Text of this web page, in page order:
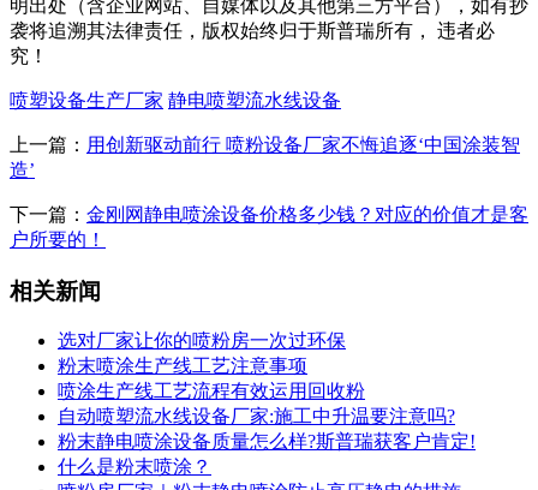
明出处（含企业网站、自媒体以及其他第三方平台），如有抄
袭将追溯其法律责任，版权始终归于斯普瑞所有， 违者必
究！
喷塑设备生产厂家 静电喷塑流水线设备
上一篇： 用创新驱动前行 喷粉设备厂家不悔追逐‘中国涂装智
造’
下一篇： 金刚网静电喷涂设备价格多少钱？对应的价值才是客
户所要的！
相关新闻
选对厂家让你的喷粉房一次过环保
粉末喷涂生产线工艺注意事项
喷涂生产线工艺流程有效运用回收粉
自动喷塑流水线设备厂家:施工中升温要注意吗?
粉末静电喷涂设备质量怎么样?斯普瑞获客户肯定!
什么是粉末喷涂？